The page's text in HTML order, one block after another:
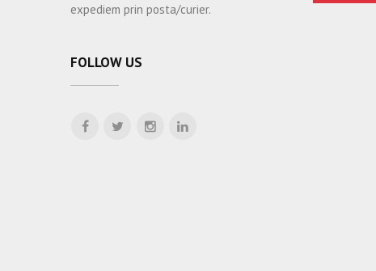
expediem prin posta/curier.
FOLLOW US